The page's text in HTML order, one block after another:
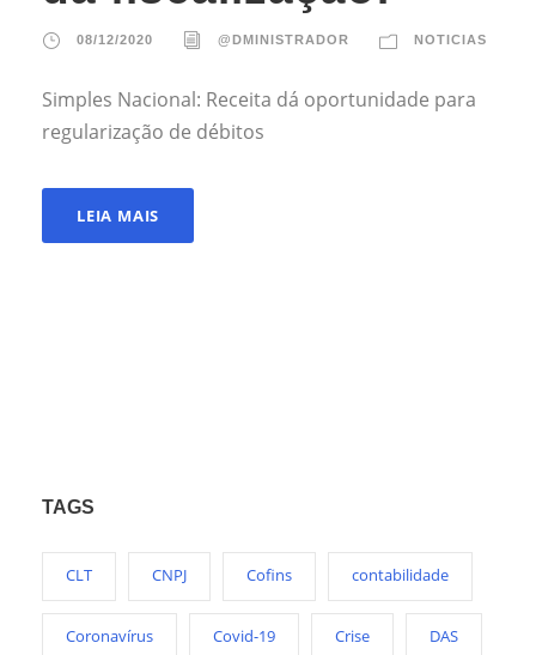
08/12/2020 @DMINISTRADOR NOTICIAS
Simples Nacional: Receita dá oportunidade para
regularização de débitos
LEIA MAIS
TAGS
CLT CNPJ Cofins contabilidade
Coronavírus Covid-19 Crise DAS